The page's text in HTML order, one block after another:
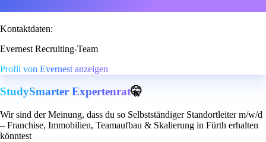
Kontaktdaten:
Evernest Recruiting-Team
Profil von Evernest anzeigen
StudySmarter Expertenrat🤫
Wir sind der Meinung, dass du so Selbstständiger Standortleiter m/w/d
– Franchise, Immobilien, Teamaufbau & Skalierung in Fürth erhalten
könntest